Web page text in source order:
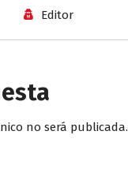
Editor
no será publicada.